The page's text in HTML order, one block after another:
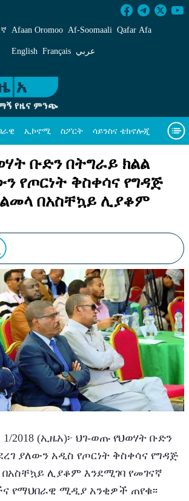
ቡድን በትግራይ ክልል እያደረገ
Afaan Oromoo Af‑Soomaali Qafar Afa
English Français عربي
ኢኮኖሚ ስፖርት ሳይንስና ቴክኖሎጂ
መጽሔት ስለ እኛ
ቡድን በትግራይ ክልል
የጦርነት ቅስቀሳና የግዳጅ
በአስቸኳይ ሊያቆም
2018 (ኢዜአ)፦ ህገ-ወጡ የህወሃት ቡድን
ያለውን አዲስ የጦርነት ቅስቀሳና የግዳጅ
ሊያቆም እንደሚገባ የመገናኛ
የማህበራዊ ሚዲያ አንቂዎች ጠየቁ፡፡